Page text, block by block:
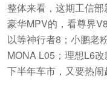
整体来看，这期工信
豪华MPV的，看尊界
以等神行者8；小鹏老
MONA L05；理想L6
下半年车市，又要热闹